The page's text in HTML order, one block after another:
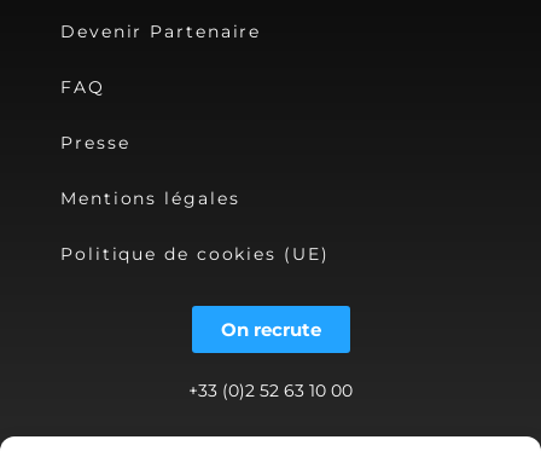
Devenir Partenaire
FAQ
Presse
Mentions légales
Politique de cookies (UE)
On recrute
+33 (0)2 52 63 10 00